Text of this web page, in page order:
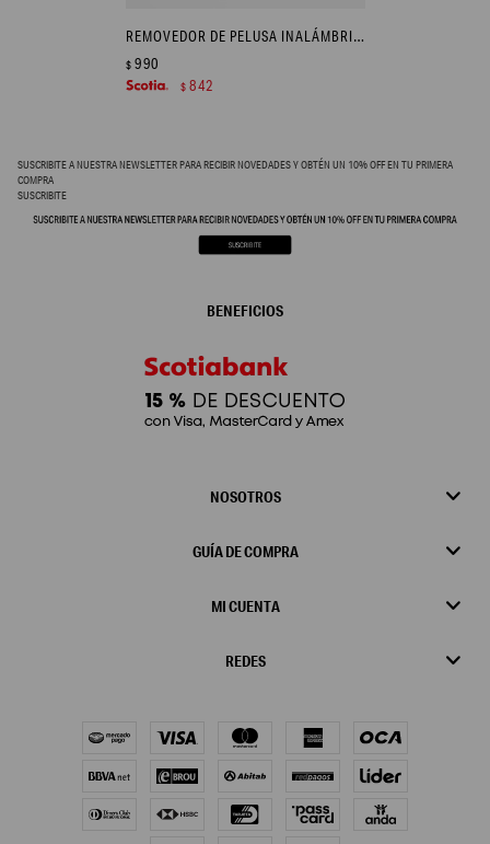
REMOVEDOR DE PELUSA INALÁMBRICO - BLANCO
$ 990
$ 842
SUSCRIBITE A NUESTRA NEWSLETTER PARA RECIBIR NOVEDADES Y OBTÉN UN 10% OFF EN TU PRIMERA
COMPRA
SUSCRIBITE
NOSOTROS
GUÍA DE COMPRA
MI CUENTA
REDES
BENEFICIOS